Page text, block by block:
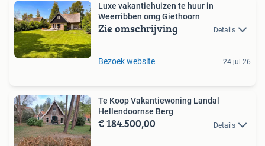
Luxe vakantiehuizen te huur in
Weerribben omg Giethoorn
Zie omschrijving Details
Bezoek website 24 jul 26
Te Koop Vakantiewoning Landal
Hellendoornse Berg
€ 184.500,00 Details